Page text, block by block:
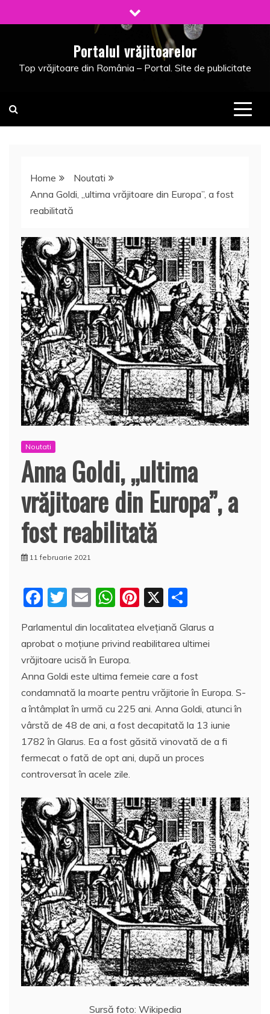
to
Portalul vrăjitoarelor
Top vrăjitoare din România – Portal. Site de publicitate
Home
Noutati
Anna Goldi, „ultima vrăjitoare din Europa”, a fost
reabilitată
Noutati
Anna Goldi, „ultima
vrăjitoare din Europa”, a
fost reabilitată
11 februarie 2021
F
c
e
b
o
o
k
T
itt
er
E
ai
l
W
at
s
A
p
p
Pi
er
st
X
rt
e
a
z
ă
Parlamentul din localitatea elveţiană Glarus a
aprobat o moţiune privind reabilitarea ultimei
vrăjitoare ucisă în Europa.
Anna Goldi este ultima femeie care a fost
condamnată la moarte pentru vrăjitorie în Europa. S-
a întâmplat în urmă cu 225 ani. Anna Goldi, atunci în
vârstă de 48 de ani, a fost decapitată la 13 iunie
1782 în Glarus. Ea a fost găsită vinovată de a fi
fermecat o fată de opt ani, după un proces
controversat în acele zile.
Sursă foto: Wikipedia